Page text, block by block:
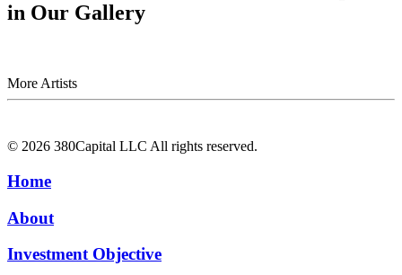
in Our Gallery
More Artists
© 2026 380Capital LLC All rights reserved.
Home
About
Investment Objective